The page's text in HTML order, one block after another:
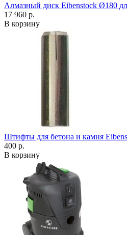
Алмазный диск Eibenstock Ø180
17 960 р.
В корзину
Штифты для бетона и камня
400 р.
В корзину